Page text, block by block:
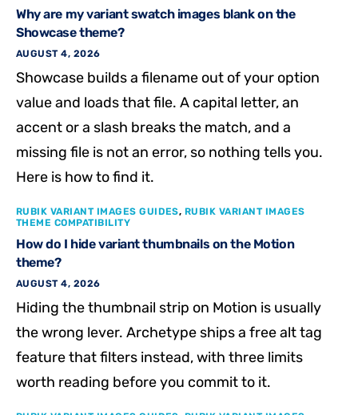
Why are my variant swatch images blank on the
Showcase theme?
AUGUST 4, 2026
Showcase builds a filename out of your option
value and loads that file. A capital letter, an
accent or a slash breaks the match, and a
missing file is not an error, so nothing tells you.
Here is how to find it.
RUBIK VARIANT IMAGES GUIDES, RUBIK VARIANT IMAGES
THEME COMPATIBILITY
How do I hide variant thumbnails on the Motion
theme?
AUGUST 4, 2026
Hiding the thumbnail strip on Motion is usually
the wrong lever. Archetype ships a free alt tag
feature that filters instead, with three limits
worth reading before you commit to it.